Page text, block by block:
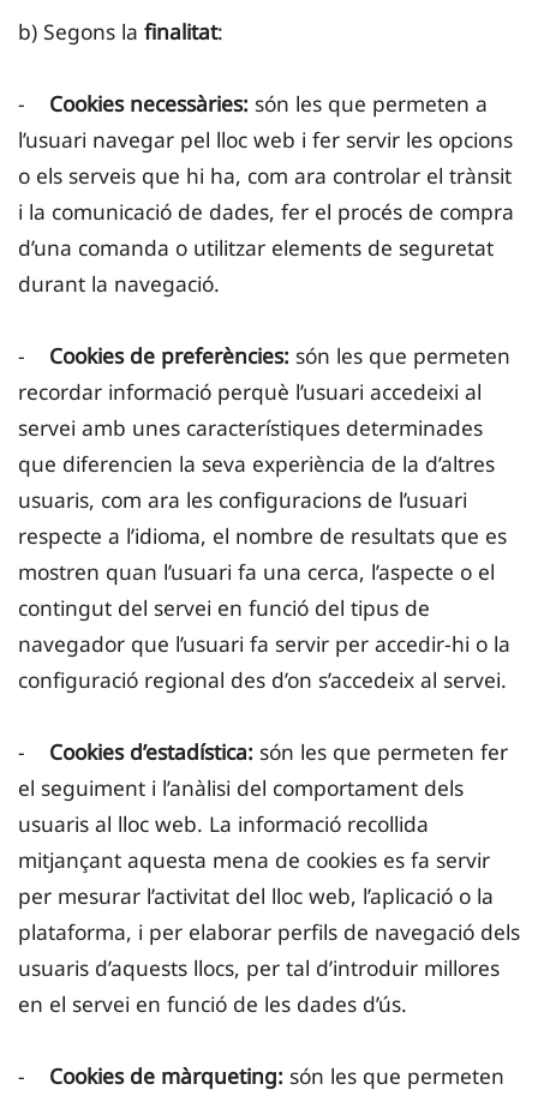
b) Segons la finalitat:
- Cookies necessàries: són les que permeten a
l’usuari navegar pel lloc web i fer servir les opcions
o els serveis que hi ha, com ara controlar el trànsit
i la comunicació de dades, fer el procés de compra
d’una comanda o utilitzar elements de seguretat
durant la navegació.
- Cookies de preferències: són les que permeten
recordar informació perquè l’usuari accedeixi al
servei amb unes característiques determinades
que diferencien la seva experiència de la d’altres
usuaris, com ara les configuracions de l’usuari
respecte a l’idioma, el nombre de resultats que es
mostren quan l’usuari fa una cerca, l’aspecte o el
contingut del servei en funció del tipus de
navegador que l’usuari fa servir per accedir-hi o la
configuració regional des d’on s’accedeix al servei.
- Cookies d’estadística: són les que permeten fer
el seguiment i l’anàlisi del comportament dels
usuaris al lloc web. La informació recollida
mitjançant aquesta mena de cookies es fa servir
per mesurar l’activitat del lloc web, l’aplicació o la
plataforma, i per elaborar perfils de navegació dels
usuaris d’aquests llocs, per tal d’introduir millores
en el servei en funció de les dades d’ús.
- Cookies de màrqueting: són les que permeten